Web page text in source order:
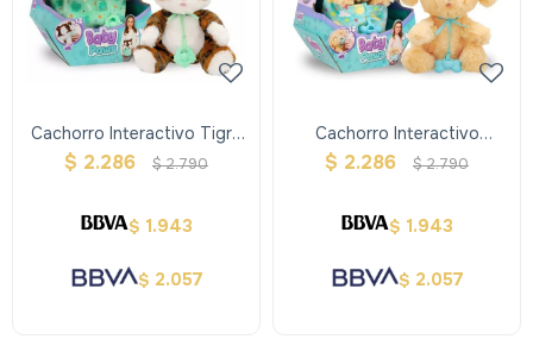
Cachorro Interactivo Tigre
Baby Paws
$ 2.286 $2.790
$ 1.943
$ 2.057
Cachorro Interactivo
Labrador Baby Paws
$ 2.286 $2.790
$ 1.943
$ 2.057